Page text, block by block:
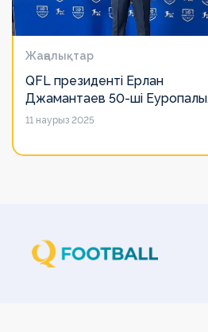
Жаңалықтар
QFL президенті Ерлан
Джамантаев 50-ші Еуропалық
лигалар Бас ассамблеясына
11 наурыз 2025